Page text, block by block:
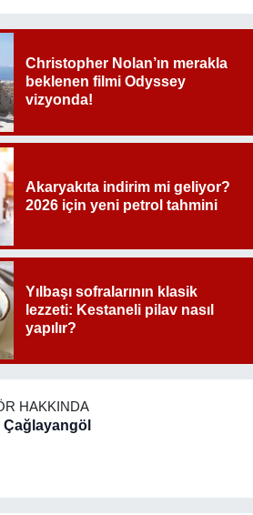
Christopher Nolan’ın merakla
beklenen filmi Odyssey
vizyonda!
Akaryakıta indirim mi geliyor?
2026 için yeni petrol tahmini
Yılbaşı sofralarının klasik
lezzeti: Kestaneli pilav nasıl
yapılır?
HAKKINDA
Çağlayangöl